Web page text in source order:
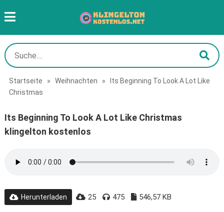
Startseite » Weihnachten »
Its Beginning To Look A Lot Like
Christmas
Its Beginning To Look A Lot Like Christmas
klingelton kostenlos
Herunterladen 25 475 546,57 KB